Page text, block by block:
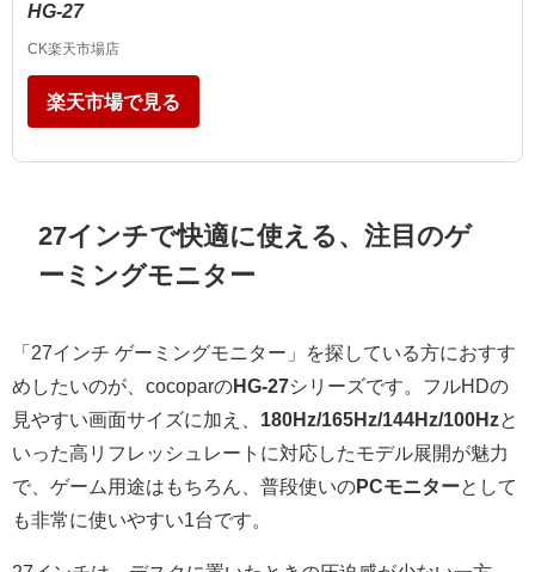
HG-27
CK楽天市場店
楽天市場で見る
27インチで快適に使える、注目のゲ
ーミングモニター
「27インチ ゲーミングモニター」を探している方におすす
めしたいのが、cocoparのHG-27シリーズです。フルHDの
見やすい画面サイズに加え、 180Hz/165Hz/144Hz/100Hz と
いった高リフレッシュレートに対応したモデル展開が魅力
で、ゲーム用途はもちろん、普段使いのPCモニターとして
も非常に使いやすい1台です。